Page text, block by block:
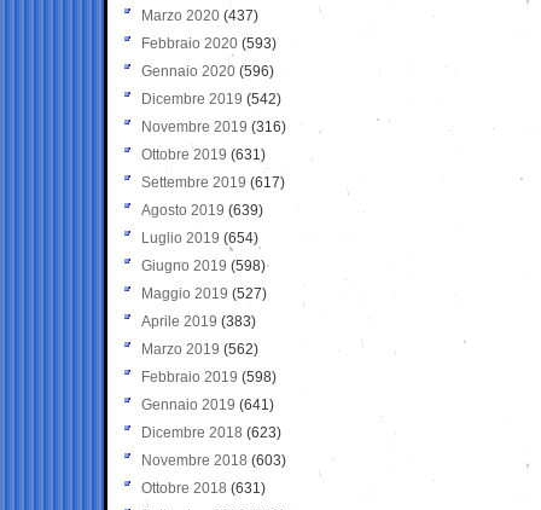
Marzo 2020 (437)
Febbraio 2020 (593)
Gennaio 2020 (596)
Dicembre 2019 (542)
Novembre 2019 (316)
Ottobre 2019 (631)
Settembre 2019 (617)
Agosto 2019 (639)
Luglio 2019 (654)
Giugno 2019 (598)
Maggio 2019 (527)
Aprile 2019 (383)
Marzo 2019 (562)
Febbraio 2019 (598)
Gennaio 2019 (641)
Dicembre 2018 (623)
Novembre 2018 (603)
Ottobre 2018 (631)